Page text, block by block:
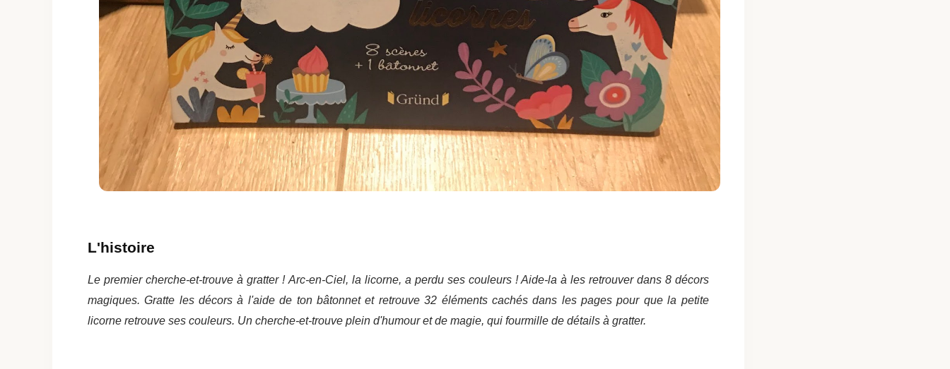
L'histoire
Le premier cherche-et-trouve à gratter ! Arc-en-Ciel, la licorne, a perdu ses couleurs ! Aide-la à les retrouver dans 8 décors
magiques. Gratte les décors à l'aide de ton bâtonnet et retrouve 32 éléments cachés dans les pages pour que la petite
licorne retrouve ses couleurs. Un cherche-et-trouve plein d'humour et de magie, qui fourmille de détails à gratter.